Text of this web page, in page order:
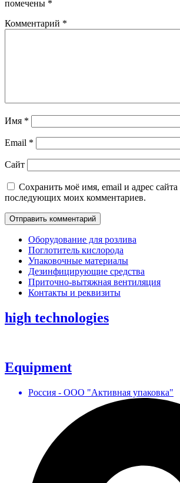
помечены *
Комментарий *
Имя *
Email *
Сайт
Сохранить моё имя, email и адрес сайта
последующих моих комментариев.
Оборудование для розлива
Поглотитель кислорода
Упаковочные материалы
Дезинфицирующие средства
Приточно-вытяжная вентиляция
Контакты и реквизиты
high technologies
Equipment
Россия - ООО "Активная упаковка"